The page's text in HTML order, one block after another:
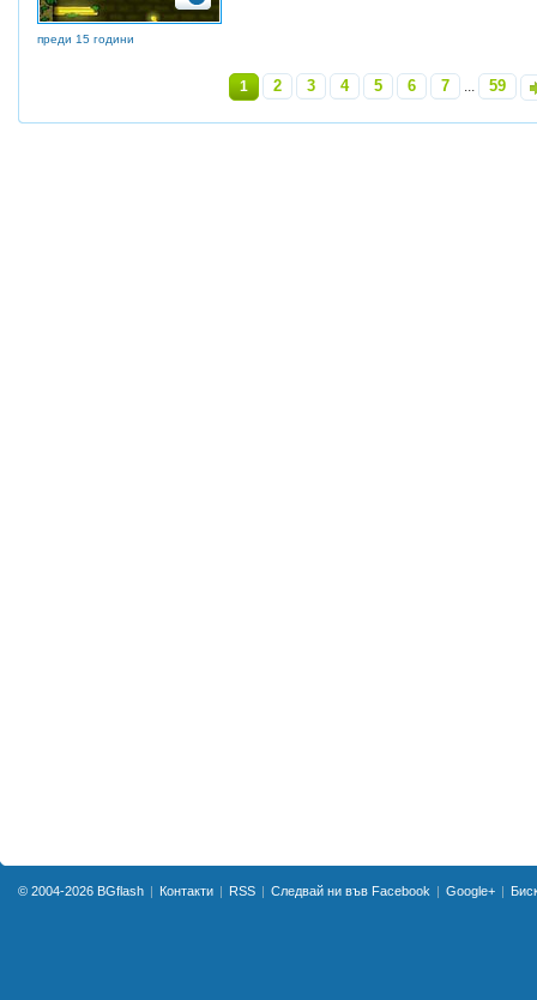
преди 15 години
1 2 3 4 5 6 7 ... 59»
© 2004-2026 BGflash Контакти RSS Следвай ни във Facebook Google+